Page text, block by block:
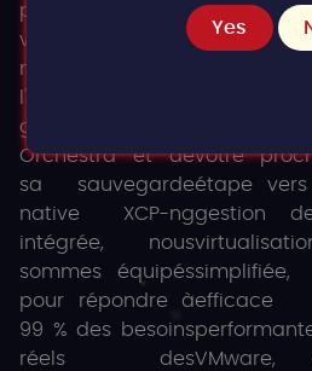
plate-forme de
virtualisation XCP-
ng et de
gestion Xen
Orchestra et de
sa sauvegarde
native XCP-ng
intégrée, nous
sommes équipés
pour répondre à
99 % des besoins
réels des
centrée
client.
votre
étape
gestion
simplifiée,
VMware,
Yes